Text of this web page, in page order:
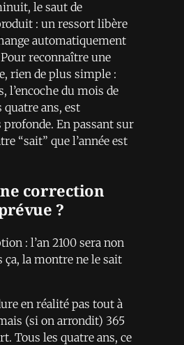
le saut de
: un ressort libère
automatiquement
reconnaître une
rien de plus simple :
l’encoche du mois de
ans, est
En passant sur
“sait” que l’année est
correction
?
: l’an 2100 sera non
ça, la montre ne le sait
en réalité pas tout à
(si on arrondit) 365
Tous les quatre ans, ce